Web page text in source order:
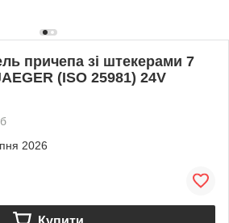
причепа зі штекерами 7
(ISO 25981) 24V
2026